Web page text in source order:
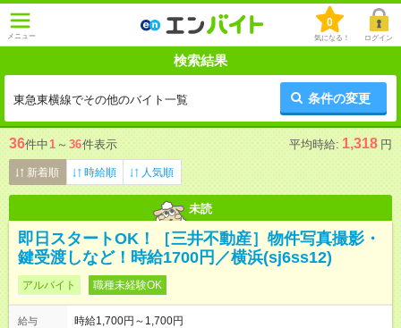
メニュー
0
気になる！ ログイン
検索結果
東急東横線でその他のバイト一覧 条件の変更
36件中1 ～ 36件表示 平均時給: 1,318 円
新着順 時給順 人気順
未読
即日スタートOK！［三井不動産］物件写真撮影・
鍵受渡しなど！時給1700円／横浜(sj6ss12)
アルバイト 職種未経験OK
給与
時給1,700円～1,700円